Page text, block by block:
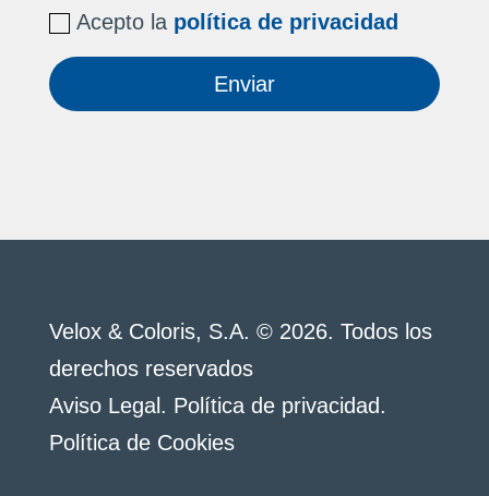
Acepto la política de privacidad
Enviar
Velox & Coloris, S.A. © 2026. Todos los
derechos reservados
Aviso Legal . Política de privacidad.
Política de Cookies